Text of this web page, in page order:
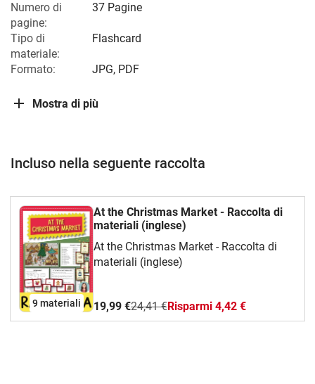
Numero di
pagine:
37 Pagine
Tipo di
materiale:
Flashcard
Formato: JPG, PDF
Mostra di più
Incluso nella seguente raccolta
9 materiali
At the Christmas Market - Raccolta di
materiali (inglese)
At the Christmas Market - Raccolta di
materiali (inglese)
19,99 €24,41 €Risparmi 4,42 €